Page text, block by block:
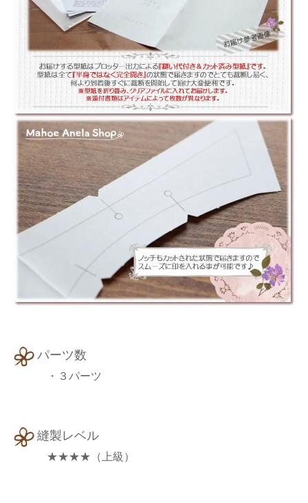
パーツ数
・３パーツ
縫製レベル
★★★★（上級）